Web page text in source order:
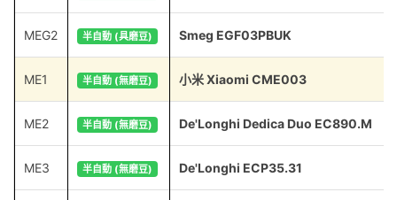
MEG2 半自動 (具磨豆) Smeg EGF03PBUK
ME1 半自動 (無磨豆) 小米 Xiaomi CME003
ME2 半自動 (無磨豆) De'Longhi Dedica Duo EC890.M
ME3 半自動 (無磨豆) De'Longhi ECP35.31